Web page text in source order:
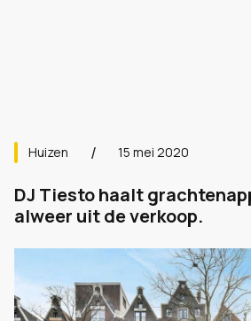
Huizen 15 mei 2020
DJ Tiesto haalt
alweer uit de verkoop.